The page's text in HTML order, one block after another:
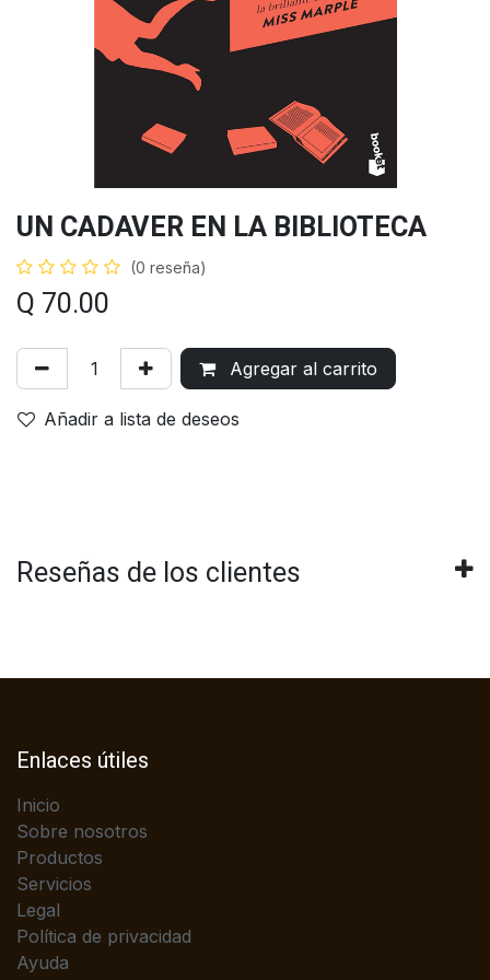
UN CADAVER EN LA BIBLIOTECA
(0 reseña)
Q 70.00
Agregar al carrito
Añadir a lista de deseos
Reseñas de los clientes
Enlaces útiles
Inicio
Sobre nosotros
Productos
Servicios
Legal
Política de privacidad
Ayuda